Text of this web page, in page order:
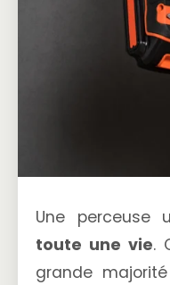
Une perceuse
toute une vie.
grande